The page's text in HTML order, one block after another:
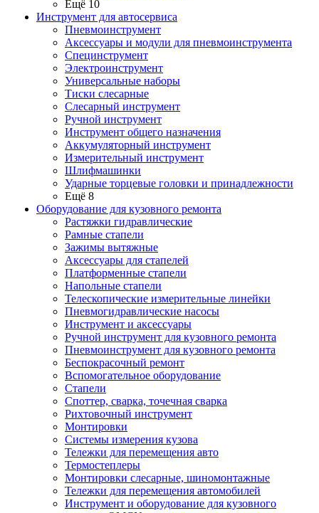
Ещё 10
Инструмент для автосервиса
Пневмоинструмент
Аксессуары и модули для пневмоинструмента
Специнструмент
Электроинструмент
Универсальные наборы
Тиски слесарные
Слесарный инструмент
Ручной инструмент
Инструмент общего назначения
Аккумуляторный инструмент
Измерительный инструмент
Шлифмашинки
Ударные торцевые головки и принадлежности
Ещё 8
Оборудование для кузовного ремонта
Растяжки гидравлические
Рамные стапели
Зажимы вытяжные
Аксессуары для стапелей
Платформенные стапели
Напольные стапели
Телескопические измерительные линейки
Пневмогидравлические насосы
Инструмент и аксессуары
Ручной инструмент для кузовного ремонта
Пневмоинструмент для кузовного ремонта
Беспокрасочный ремонт
Вспомогательное оборудование
Стапели
Споттер, сварка, точечная сварка
Рихтовочный инструмент
Монтировки
Системы измерения кузова
Тележки для перемещения авто
Термостеплеры
Монтировки слесарные, шиномонтажные
Тележки для перемещения автомобилей
Инструмент и оборудование для кузовного